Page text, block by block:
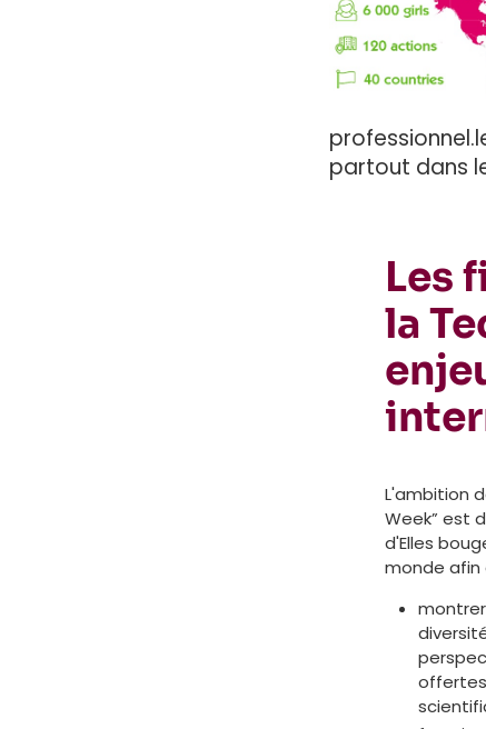
partout dans
Les
la
L'ambition
Week” est
d'Elles
monde afin